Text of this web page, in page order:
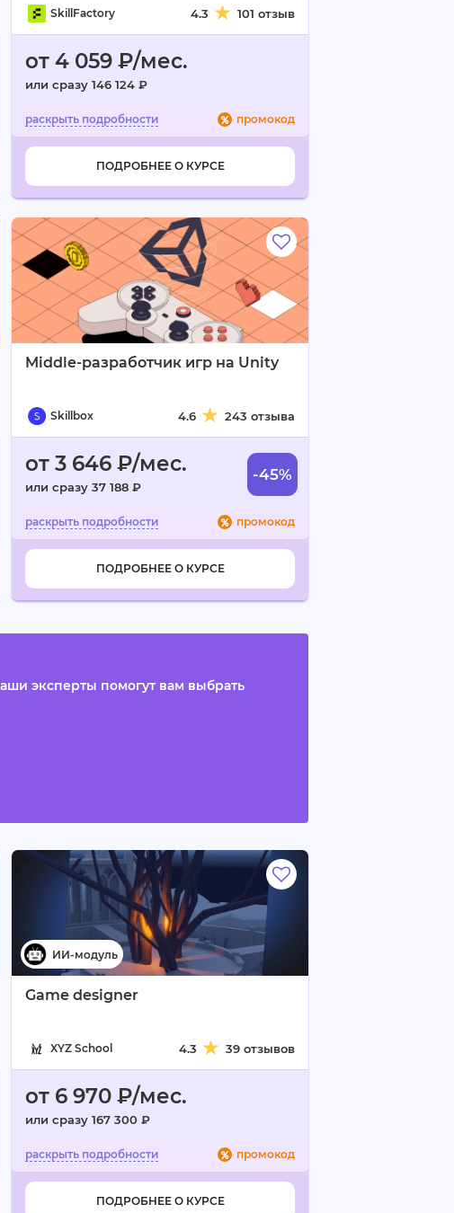
SkillFactory 4.3 101 отзыв
от 4 059 ₽/мес.
или сразу 146 124 ₽
промокод
ПОДРОБНЕЕ О КУРСЕ
Middle-разработчик игр на Unity
Skillbox 4.6 243 отзыва
от 3 646 ₽/мес.
или сразу 37 188 ₽
-45%
промокод
ПОДРОБНЕЕ О КУРСЕ
эксперты помогут вам выбрать
Game designer
XYZ School 4.3 39 отзывов
от 6 970 ₽/мес.
или сразу 167 300 ₽
промокод
ПОДРОБНЕЕ О КУРСЕ